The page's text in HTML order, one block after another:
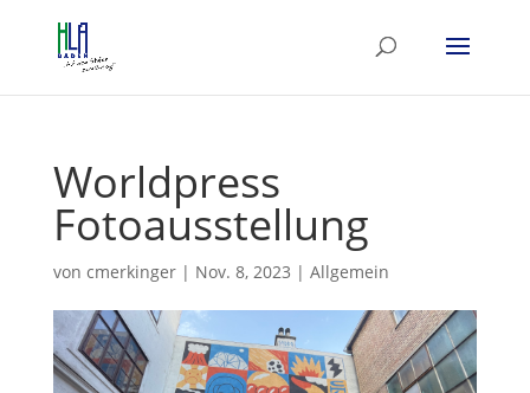
Worldpress
Fotoausstellung
von cmerkinger| Nov. 8, 2023 | Allgemein